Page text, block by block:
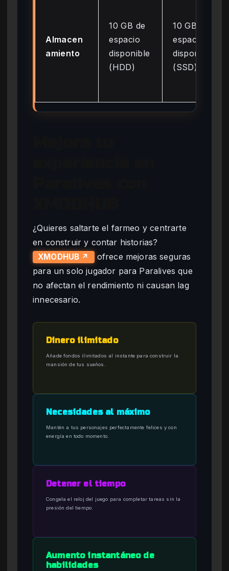
Almacen
amiento
10 GB de
espacio
disponible
(HDD)
10 GB de
espacio
disponible
(SSD)
¿Quieres saltarte el farmeo y centrarte
en construir y contar historias?
XMODHUB ↗
ofrece mejoras seguras
para un solo jugador para Paralives que
no afectan el rendimiento ni causan lag
innecesario.
Dinero ilimitado
Añade fondos ilimitados al instante para construir la
mansión de tus sueños.
Necesidades al máximo
Mantén a tus personajes perfectamente felices y con
energía en todo momento.
Detener el tiempo
Congela el reloj del juego para completar tareas sin la
presión del tiempo.
Aumento instantáneo de
habilidades